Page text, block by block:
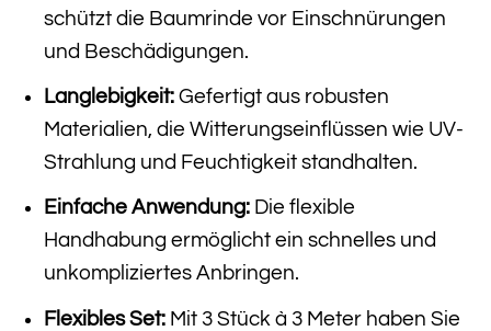
schützt die Baumrinde vor Einschnürungen
und Beschädigungen.
Langlebigkeit:Gefertigt aus robusten
Materialien, die Witterungseinflüssen wie UV-
Strahlung und Feuchtigkeit standhalten.
Einfache Anwendung:Die flexible
Handhabung ermöglicht ein schnelles und
unkompliziertes Anbringen.
Flexibles Set:Mit 3 Stück à 3 Meter haben Sie